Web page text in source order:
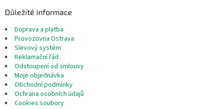
Důležité informace
Doprava a platba
Provozovna Ostrava
Slevový systém
Reklamační řád
Odstoupení od smlouvy
Moje objednávka
Obchodní podmínky
Ochrana osobních údajů
Cookies soubory